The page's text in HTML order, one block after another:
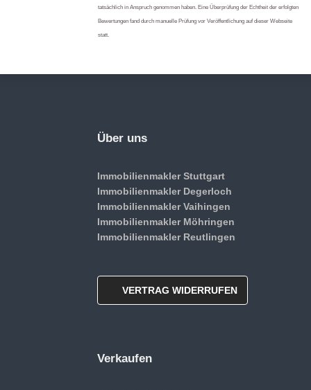
tatsächlich in Anspruch genommen haben. Eine Überprüfung der Echtheit der erfolgten
Bewertungen fand durch manuelle Prüfung vor Veröffentlichung auf dieser Webseite
statt.
Über uns
Immobilienmakler Stuttgart
Immobilienmakler Degerloch
Immobilienmakler Vaihingen
Immobilienmakler Möhringen
Immobilienmakler Reutlingen
VERTRAG WIDERRUFEN
Verkaufen